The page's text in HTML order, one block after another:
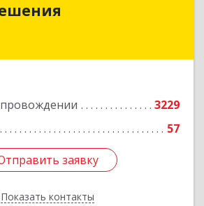
3229
57
заявку
Показать контакты
обл, Смоленск г, Большая
заявку
Назад